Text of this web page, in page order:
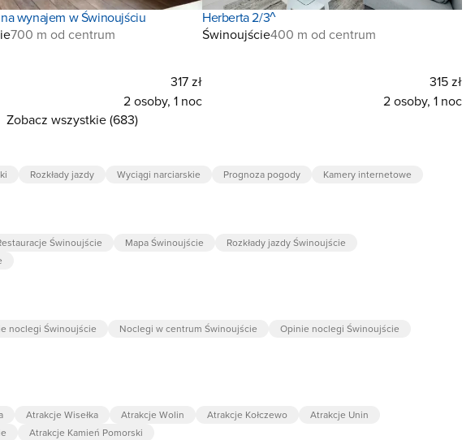
wynajem w Świnoujściu
700 m od centrum
317 zł
2 osoby, 1 noc
Herberta 2/3^
Świnoujście400 m od centrum
315 zł
2 osoby, 1 noc
Zobacz wszystkie (683)
Rozkłady jazdy Wyciągi narciarskie Prognoza pogody Kamery internetowe
Świnoujście Mapa Świnoujście
Rozkłady jazdy Świnoujście
noclegi Świnoujście Noclegi w centrum Świnoujście
Opinie noclegi Świnoujście
Atrakcje Wisełka Atrakcje Wolin Atrakcje Kołczewo
Atrakcje Unin
Atrakcje Kamień Pomorski